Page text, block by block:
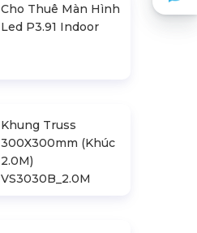
Cho Thuê Màn Hình
Led P3.91 Indoor
Khung Truss
300X300mm (Khúc
2.0M)
VS3030B_2.0M